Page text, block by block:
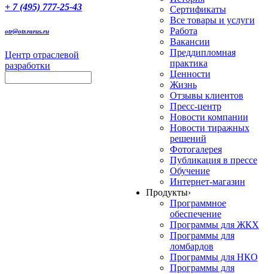
+ 7 (495) 777-25-43
otr@otr.rarus.ru
Центр отраслевой
разработки
Сертификаты
Все товары и услуги
Работа
Вакансии
Преддипломная
практика
Ценности
Жизнь
Отзывы клиентов
Пресс-центр
Новости компании
Новости тиражных
решений
Фотогалерея
Публикация в прессе
Обучение
Интернет-магазин
Продукты›
Программное
обеспечение
Программы для ЖКХ
Программы для
ломбардов
Программы для НКО
Программы для